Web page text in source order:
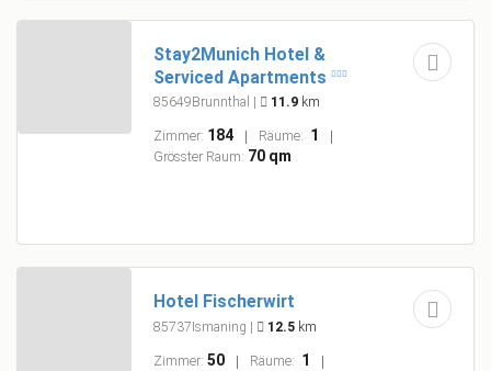
Stay2Munich Hotel &
Serviced Apartments
85649Brunnthal 11.9 km
Zimmer: 184 Räume: 1
Grösster Raum: 70 qm
Hotel Fischerwirt
85737Ismaning | 12.5 km
Zimmer: 50 Räume: 1